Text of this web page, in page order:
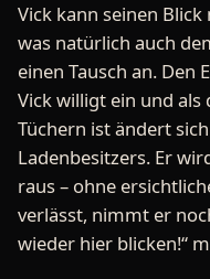
Vick kann seinen
was natürlich auch
einen Tausch an. Den
Vick willigt ein und als
Tüchern ist ändert
Ladenbesitzers. Er
raus – ohne
verlässt, nimmt er
wieder hier blicken!“